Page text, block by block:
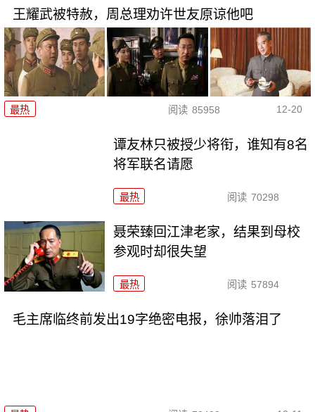
王耀武被特赦，周总理劝许世友原谅他吧
最热 阅读 85958 12-20
谭友林只被授少将衔，谁知有8名
将军联名请愿
最热 阅读 70298
聂荣臻回江津老家，结果到母校
参观时却很失望
最热 阅读 57894
毛主席临终前发出19字绝密电报，徐帅落泪了